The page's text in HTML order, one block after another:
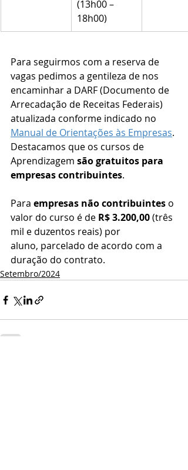
(13h00 –
18h00)
Para seguirmos com a reserva de
vagas pedimos a gentileza de nos
encaminhar a DARF (Documento de
Arrecadação de Receitas Federais)
atualizada conforme indicado no
Manual de Orientações às Empresas.
Destacamos que os cursos de
Aprendizagem são gratuitos para
empresas contribuintes.
Para empresas não contribuintes o
valor do curso é de R$ 3.200,00 (três
mil e duzentos reais) por
aluno, parcelado de acordo com a
duração do contrato.
Setembro/2024